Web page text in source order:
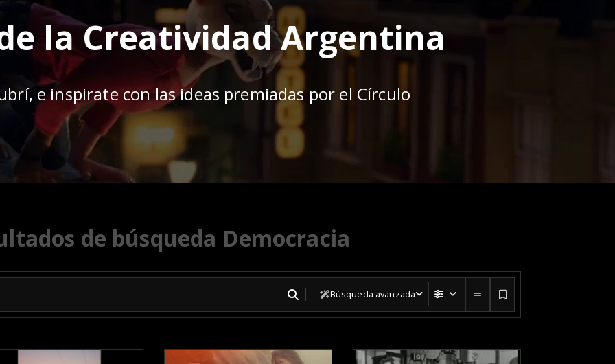
la Creatividad Argentina
e inspirate con las ideas premiadas por el Círculo
de búsqueda Democracia
Búsqueda avanzada